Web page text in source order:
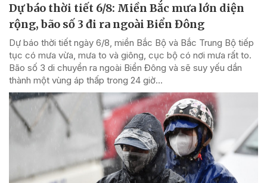
Dự báo thời tiết 6/8: Miền Bắc mưa lớn diện
rộng, bão số 3 đi ra ngoài Biển Đông
Dự báo thời tiết ngày 6/8, miền Bắc Bộ và Bắc Trung Bộ tiếp
tục có mưa vừa, mưa to và giông, cục bộ có nơi mưa rất to.
Bão số 3 di chuyển ra ngoài Biển Đông và sẽ suy yếu dần
thành một vùng áp thấp trong 24 giờ...